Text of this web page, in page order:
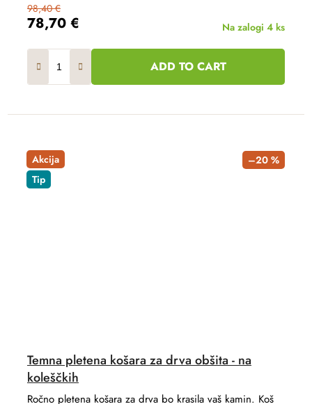
78,70 €
98,40 €
Na zalogi 4 ks
ADD TO CART
Akcija
Tip
–20 %
Temna pletena košara za drva obšita - na
koleščkih
Ročno pletena košara za drva bo krasila vaš kamin. Koš